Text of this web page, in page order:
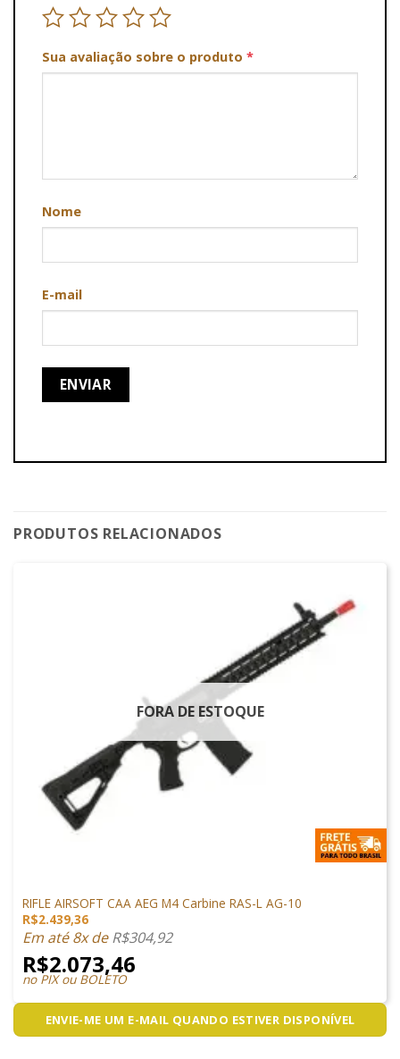
Sua avaliação sobre o produto *
Nome
E-mail
PRODUTOS RELACIONADOS
FORA DE ESTOQUE
RIFLE AIRSOFT CAA AEG M4 Carbine RAS-L AG-10
R$2.439,36
Em até 8x deR$304,92
R$2.073,46
no PIX ou BOLETO
ENVIE-ME UM E-MAIL QUANDO ESTIVER DISPONÍVEL